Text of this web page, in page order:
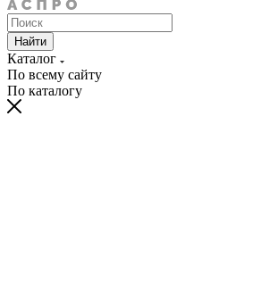
Найти
Каталог
По всему сайту
По каталогу